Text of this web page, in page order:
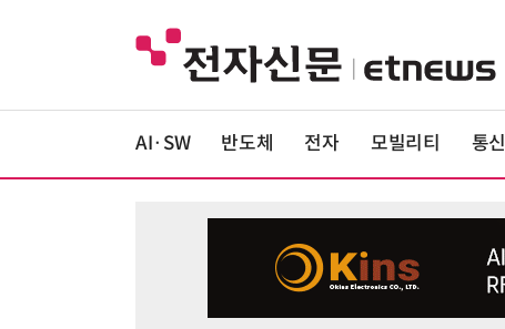
AI·SW 반도체 전자 모빌리티 통신